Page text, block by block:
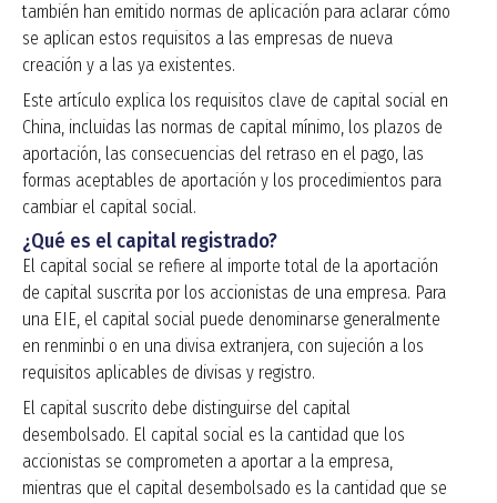
también han emitido normas de aplicación para aclarar cómo
se aplican estos requisitos a las empresas de nueva
creación y a las ya existentes.
Este artículo explica los requisitos clave de capital social en
China, incluidas las normas de capital mínimo, los plazos de
aportación, las consecuencias del retraso en el pago, las
formas aceptables de aportación y los procedimientos para
cambiar el capital social.
¿Qué es el capital registrado?
El capital social se refiere al importe total de la aportación
de capital suscrita por los accionistas de una empresa. Para
una EIE, el capital social puede denominarse generalmente
en renminbi o en una divisa extranjera, con sujeción a los
requisitos aplicables de divisas y registro.
El capital suscrito debe distinguirse del capital
desembolsado. El capital social es la cantidad que los
accionistas se comprometen a aportar a la empresa,
mientras que el capital desembolsado es la cantidad que se